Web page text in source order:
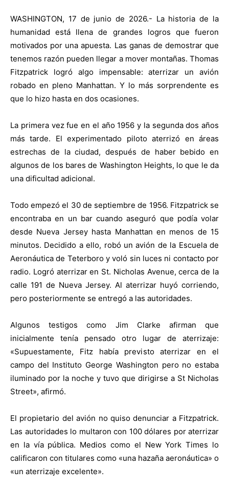
WASHINGTON, 17 de junio de 2026.- La historia de la
humanidad está llena de grandes logros que fueron
motivados por una apuesta. Las ganas de demostrar que
tenemos razón pueden llegar a mover montañas. Thomas
Fitzpatrick logró algo impensable: aterrizar un avión
robado en pleno Manhattan. Y lo más sorprendente es
que lo hizo hasta en dos ocasiones.
La primera vez fue en el año 1956 y la segunda dos años
más tarde. El experimentado piloto aterrizó en áreas
estrechas de la ciudad, después de haber bebido en
algunos de los bares de Washington Heights, lo que le da
una dificultad adicional.
Todo empezó el 30 de septiembre de 1956. Fitzpatrick se
encontraba en un bar cuando aseguró que podía volar
desde Nueva Jersey hasta Manhattan en menos de 15
minutos. Decidido a ello, robó un avión de la Escuela de
Aeronáutica de Teterboro y voló sin luces ni contacto por
radio. Logró aterrizar en St. Nicholas Avenue, cerca de la
calle 191 de Nueva Jersey. Al aterrizar huyó corriendo,
pero posteriormente se entregó a las autoridades.
Algunos testigos como Jim Clarke afirman que
inicialmente tenía pensado otro lugar de aterrizaje:
«Supuestamente, Fitz había previsto aterrizar en el
campo del Instituto George Washington pero no estaba
iluminado por la noche y tuvo que dirigirse a St Nicholas
Street», afirmó.
El propietario del avión no quiso denunciar a Fitzpatrick.
Las autoridades lo multaron con 100 dólares por aterrizar
en la vía pública. Medios como el New York Times lo
calificaron con titulares como «una hazaña aeronáutica» o
«un aterrizaje excelente».